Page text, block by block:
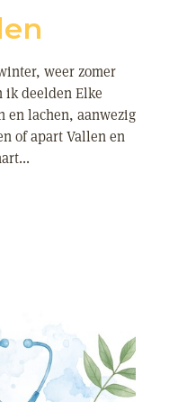
weer zomer
ik deelden Elke
en lachen, aanwezig
of apart Vallen en